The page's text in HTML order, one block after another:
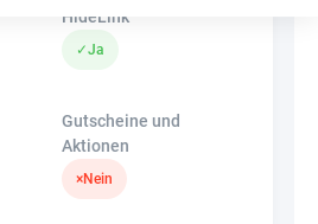
HideLink
✓Ja
Gutscheine und
Aktionen
×Nein